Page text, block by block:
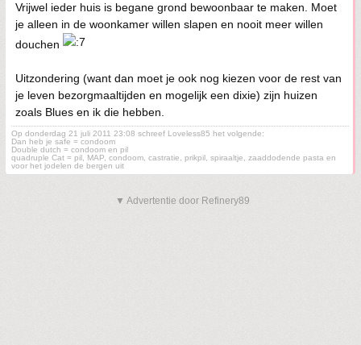
Vrijwel ieder huis is begane grond bewoonbaar te maken. Moet
je alleen in de woonkamer willen slapen en nooit meer willen
douchen
Uitzondering (want dan moet je ook nog kiezen voor de rest van
je leven bezorgmaaltijden en mogelijk een dixie) zijn huizen
zoals Blues en ik die hebben.
Op donderdag 21 juli 2011 23:08 schreef Loveless85 het volgende:
Dan heb je safe = condoom
Double dutch = condoom en pil
quadruple Cat = pil, MAP, condoom, castratie, prikpil, spiraaltje, zaaddodende pasta en
voor het jodelen de bergen uit
▼ Advertentie door Refinery89